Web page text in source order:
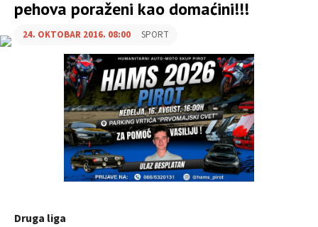
pehova poraženi kao domaćini!!!
24. OKTOBAR 2016. 08:00 SPORT
Druga liga